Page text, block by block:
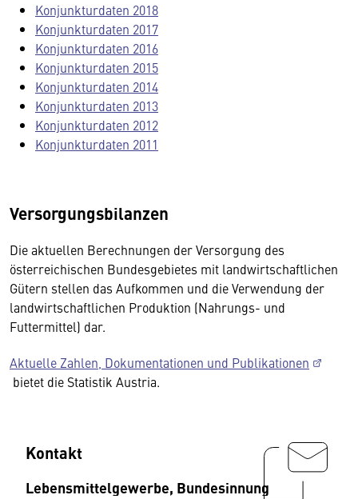
Konjunkturdaten 2018
Konjunkturdaten 2017
Konjunkturdaten 2016
Konjunkturdaten 2015
Konjunkturdaten 2014
Konjunkturdaten 2013
Konjunkturdaten 2012
Konjunkturdaten 2011
Versorgungsbilanzen
Die aktuellen Berechnungen der Versorgung des
österreichischen Bundesgebietes mit landwirtschaftlichen
Gütern stellen das Aufkommen und die Verwendung der
landwirtschaftlichen Produktion (Nahrungs- und
Futtermittel) dar.
Aktuelle Zahlen, Dokumentationen und Publikationen
bietet die Statistik Austria.
Kontakt
Lebensmittelgewerbe, Bundesinnung